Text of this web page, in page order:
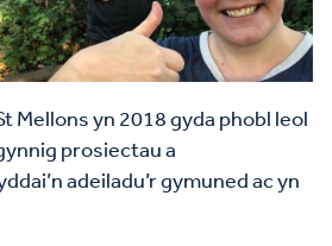
Mellons yn 2018 gyda phobl leol
prosiectau a
adeiladu’r gymuned ac yn